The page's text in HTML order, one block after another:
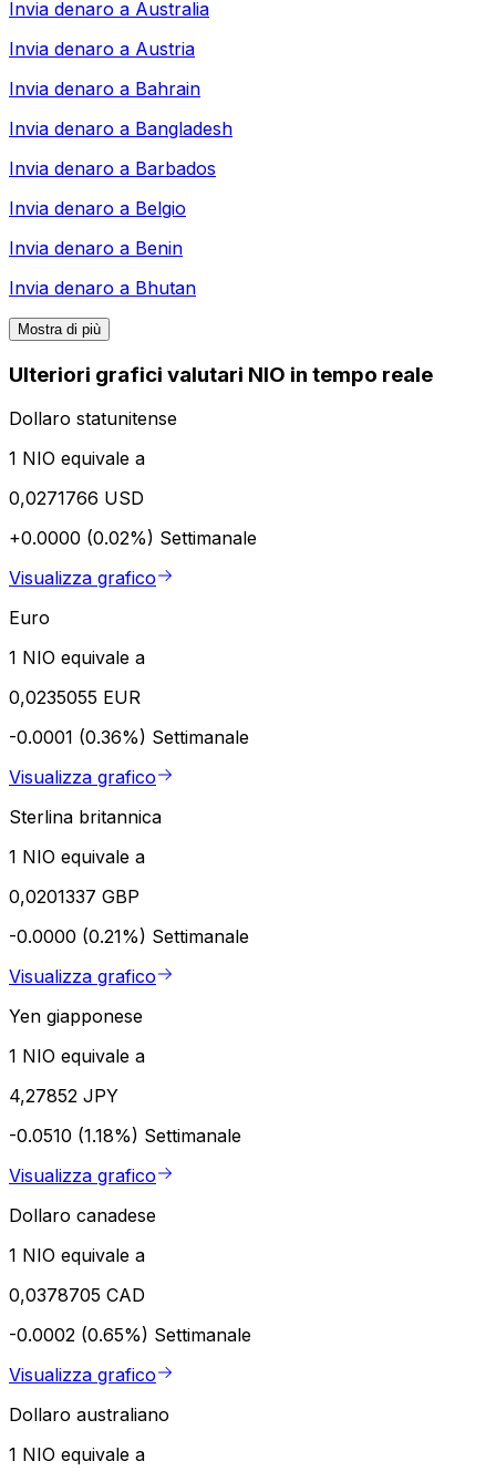
Invia denaro a Australia
Invia denaro a Austria
Invia denaro a Bahrain
Invia denaro a Bangladesh
Invia denaro a Barbados
Invia denaro a Belgio
Invia denaro a Benin
Invia denaro a Bhutan
Mostra di più
Ulteriori grafici valutari NIO in tempo reale
Dollaro statunitense
1 NIO equivale a
0,0271766 USD
+0.0000 (0.02%) Settimanale
Visualizza grafico
Euro
1 NIO equivale a
0,0235055 EUR
-0.0001 (0.36%) Settimanale
Visualizza grafico
Sterlina britannica
1 NIO equivale a
0,0201337 GBP
-0.0000 (0.21%) Settimanale
Visualizza grafico
Yen giapponese
1 NIO equivale a
4,27852 JPY
-0.0510 (1.18%) Settimanale
Visualizza grafico
Dollaro canadese
1 NIO equivale a
0,0378705 CAD
-0.0002 (0.65%) Settimanale
Visualizza grafico
Dollaro australiano
1 NIO equivale a